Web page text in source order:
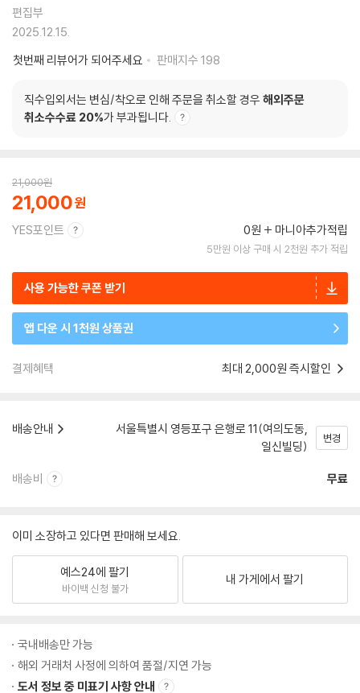
편집부
2025.12.15.
첫번째 리뷰어가 되어주세요
판매지수 198
직수입외서는 변심/착오로 인해 주문을 취소할 경우 해외주문
취소수수료 20%가 부과됩니다.
21,000원
21,000
YES포인트 0원 마니아추가적립
5만원 이상 구매 시 2천원 추가 적립
사용 가능한 쿠폰 받기
앱 다운 시 1천원 상품권
결제혜택 최대 2,000원 즉시할인
배송안내
서울특별시 영등포구 은행로 11(여의도동,
일신빌딩)
변경
배송비 무료
이미 소장하고 있다면 판매해 보세요.
예스24에 팔기
바이백 신청 불가
내 가게에서 팔기
국내배송만 가능
해외 거래처 사정에 의하여 품절/지연 가능
도서 정보 중 미표기 사항 안내